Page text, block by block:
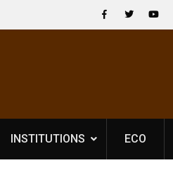
se
[France-Présidentielle
souveraineté
INSTITUTIONS ECO